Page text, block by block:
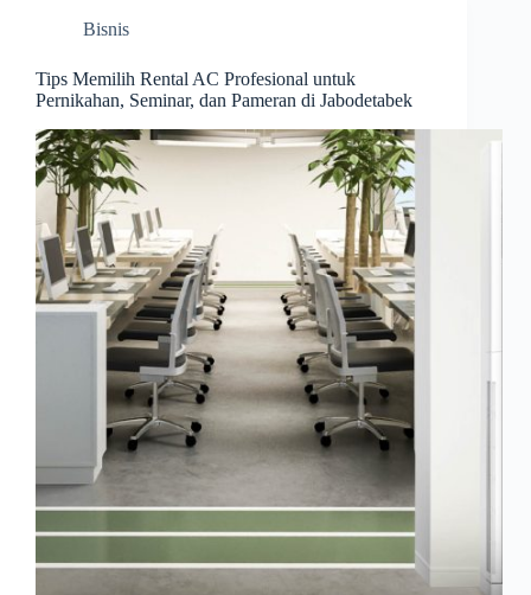
Bisnis
Tips Memilih Rental AC Profesional untuk
Pernikahan, Seminar, dan Pameran di Jabodetabek